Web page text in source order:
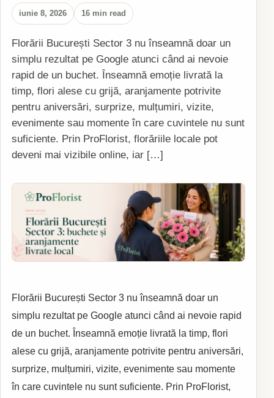
iunie 8, 2026 16 min read
Florării București Sector 3 nu înseamnă doar un
simplu rezultat pe Google atunci când ai nevoie
rapid de un buchet. Înseamnă emoție livrată la
timp, flori alese cu grijă, aranjamente potrivite
pentru aniversări, surprize, mulțumiri, vizite,
evenimente sau momente în care cuvintele nu sunt
suficiente. Prin ProFlorist, florăriile locale pot
deveni mai vizibile online, iar […]
Florării București Sector 3 nu înseamnă doar un
simplu rezultat pe Google atunci când ai nevoie rapid
de un buchet. Înseamnă emoție livrată la timp, flori
alese cu grijă, aranjamente potrivite pentru aniversări,
surprize, mulțumiri, vizite, evenimente sau momente
în care cuvintele nu sunt suficiente. Prin ProFlorist,